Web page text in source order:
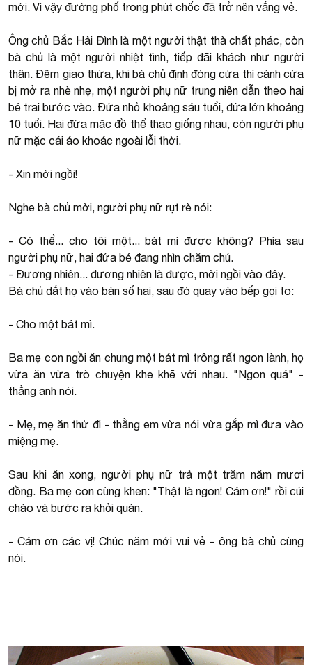
mới. Vì vậy đường phố trong phút chốc đã trở nên vắng vẻ.
Ông chủ Bắc Hải Đình là một người thật thà chất phác, còn
bà chủ là một người nhiệt tình, tiếp đãi khách như người
thân. Đêm giao thừa, khi bà chủ định đóng cửa thì cánh cửa
bị mở ra nhè nhẹ, một người phụ nữ trung niên dẫn theo hai
bé trai bước vào. Đứa nhỏ khoảng sáu tuổi, đứa lớn khoảng
10 tuổi. Hai đứa mặc đồ thể thao giống nhau, còn người phụ
nữ mặc cái áo khoác ngoài lỗi thời.
- Xin mời ngồi!
Nghe bà chủ mời, người phụ nữ rụt rè nói:
- Có thể... cho tôi một... bát mì được không? Phía sau
người phụ nữ, hai đứa bé đang nhìn chăm chú.
- Đương nhiên... đương nhiên là được, mời ngồi vào đây.
Bà chủ dắt họ vào bàn số hai, sau đó quay vào bếp gọi to:
- Cho một bát mì.
Ba mẹ con ngồi ăn chung một bát mì trông rất ngon lành, họ
vừa ăn vừa trò chuyện khe khẽ với nhau. "Ngon quá" -
thằng anh nói.
- Mẹ, mẹ ăn thử đi - thằng em vừa nói vừa gắp mì đưa vào
miệng mẹ.
Sau khi ăn xong, người phụ nữ trả một trăm năm mươi
đồng. Ba mẹ con cùng khen: "Thật là ngon! Cám ơn!" rồi cúi
chào và bước ra khỏi quán.
- Cám ơn các vị! Chúc năm mới vui vẻ - ông bà chủ cùng
nói.